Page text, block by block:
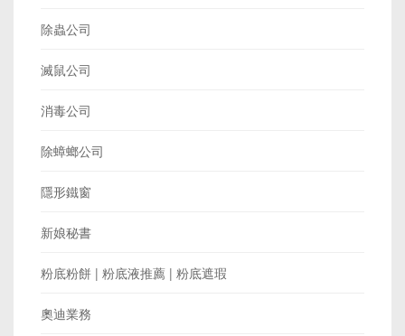
除蟲公司
滅鼠公司
消毒公司
除蟑螂公司
隱形鐵窗
新娘秘書
粉底粉餅 | 粉底液推薦 | 粉底遮瑕
奧迪業務